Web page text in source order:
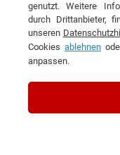
KONTAKT
Lucaffé
S.r.l.
genutzt. Weitere
durch Drittanbieter,
unseren
Cookies ablehnen
anpassen.